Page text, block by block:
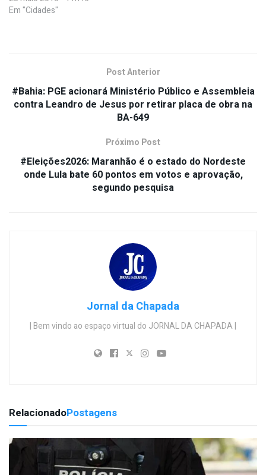
Em "Cidades"
Post Anterior
#Bahia: PGE acionará Ministério Público e Assembleia
contra Leandro de Jesus por retirar placa de obra na
BA-649
Próximo Post
#Eleições2026: Maranhão é o estado do Nordeste
onde Lula bate 60 pontos em votos e aprovação,
segundo pesquisa
Jornal da Chapada
| Bem vindo ao espaço virtual do JORNAL DA CHAPADA |
RelacionadoPostagens